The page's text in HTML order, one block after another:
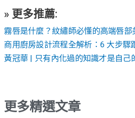
» 更多推薦:
霧唇是什麼？紋繡師必懂的高端唇部
商用廚房設計流程全解析：6 大步驟
黃冠華 | 只有內化過的知識才是自己
更多精選文章